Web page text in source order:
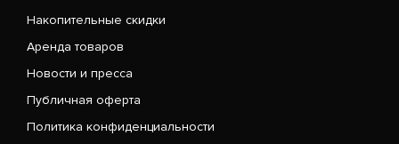
Накопительные скидки
Аренда товаров
Новости и пресса
Публичная оферта
Политика конфиденциальности